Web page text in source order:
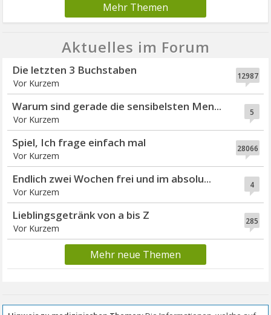
Mehr Themen
Aktuelles im Forum
12987
Die letzten 3 Buchstaben
Vor Kurzem
5
Warum sind gerade die sensibelsten Men...
Vor Kurzem
28066
Spiel, Ich frage einfach mal
Vor Kurzem
4
Endlich zwei Wochen frei und im absolu...
Vor Kurzem
285
Lieblingsgetränk von a bis Z
Vor Kurzem
Mehr neue Themen